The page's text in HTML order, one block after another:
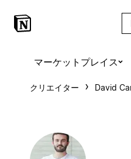
マーケットプレイス
クリエイター David